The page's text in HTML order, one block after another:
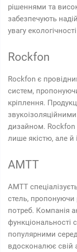
рішеннями та
забезпечують
увагу
Rockfon
Rockfon є
систем,
кріплення.
дизайном. Rockfon
лише якістю, але й
AMTT
AMTT
стель, пропонуючи
потреб. Компанія
функціональності
популярними
вдосконалює свій